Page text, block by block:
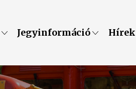
Jegyinformáció Hírek